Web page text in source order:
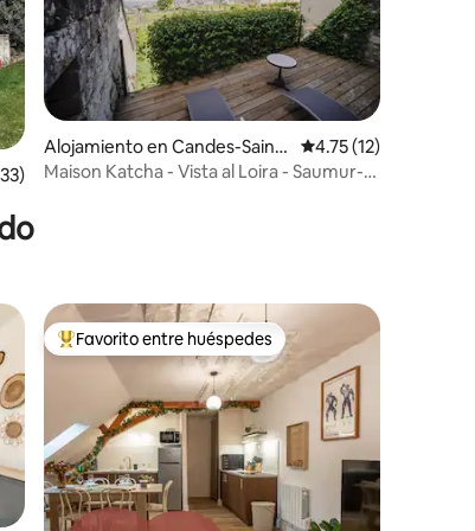
promedio: 4.99 de 5, 133 reseñas
Alojamiento en Candes-Saint-
Martin
Calificación
4.75 (12)
Maison Katcha - Vista al Loira - Saumur-
Favorito entre huéspedes preferido
Favorito entre huéspedes